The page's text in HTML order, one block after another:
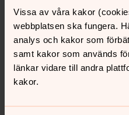
Vissa av våra kakor
webbplatsen ska fungera.
analys och kakor som
samt kakor som används
länkar vidare till andra
kakor.